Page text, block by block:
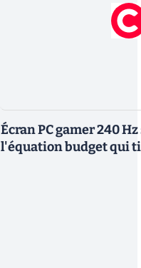
Écran PC gamer 240
l'équation budget qui